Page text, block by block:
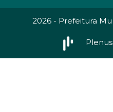
2026 - Prefeitura